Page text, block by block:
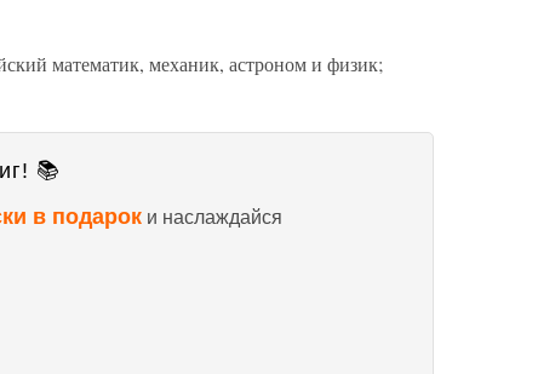
математик, механик, астроном и физик;
📚
в подарок и наслаждайся